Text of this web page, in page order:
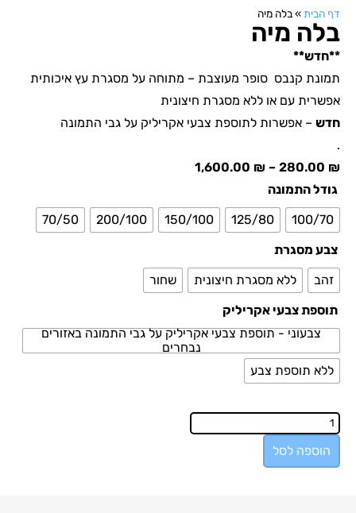
דף הבית »בלה מיה
בלה מיה
**חדש**
תמונת קנבס סופר מעוצבת – מתוחה על מסגרת עץ איכותית
אפשרית עם או ללא מסגרת חיצונית
חדש – אפשרות לתוספת צבעי אקריליק על גבי התמונה
.
280.00 ₪
–
1,600.00 ₪
גודל התמונה
100/70
125/80
150/100
200/100
70/50
צבע מסגרת
זהב
ללא מסגרת חיצונית
שחור
תוספת צבעי אקריליק
צבעוני - תוספת צבעי אקריליק על גבי התמונה באזורים
נבחרים
ללא תוספת צבע
הוספה לסל